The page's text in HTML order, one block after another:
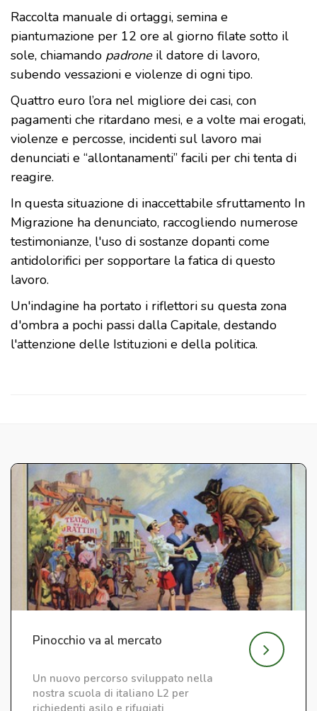
Raccolta manuale di ortaggi, semina e
piantumazione per 12 ore al giorno filate sotto il
sole, chiamando padrone il datore di lavoro,
subendo vessazioni e violenze di ogni tipo.
Quattro euro l’ora nel migliore dei casi, con
pagamenti che ritardano mesi, e a volte mai erogati,
violenze e percosse, incidenti sul lavoro mai
denunciati e “allontanamenti” facili per chi tenta di
reagire.
In questa situazione di inaccettabile sfruttamento In
Migrazione ha denunciato, raccogliendo numerose
testimonianze, l'uso di sostanze dopanti come
antidolorifici per sopportare la fatica di questo
lavoro.
Un'indagine ha portato i riflettori su questa zona
d'ombra a pochi passi dalla Capitale, destando
l'attenzione delle Istituzioni e della politica.
Pinocchio va al mercato
Un nuovo percorso sviluppato nella
nostra scuola di italiano L2 per